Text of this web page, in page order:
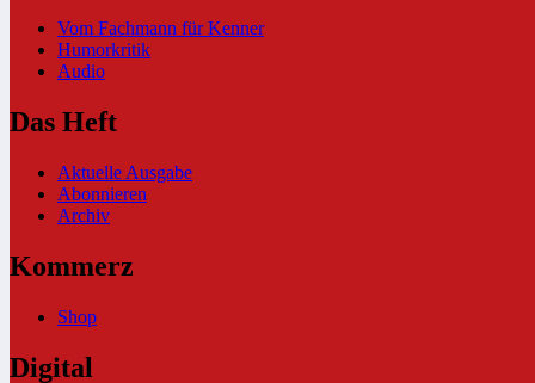
Vom Fachmann für Kenner
Humorkritik
Audio
Das Heft
Aktuelle Ausgabe
Abonnieren
Archiv
Kommerz
Shop
Digital